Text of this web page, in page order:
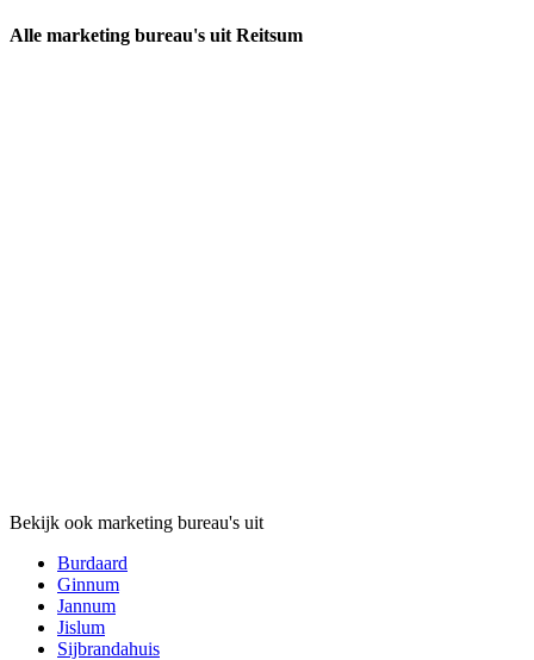
Alle marketing bureau's uit Reitsum
Bekijk ook marketing bureau's uit
Burdaard
Ginnum
Jannum
Jislum
Sijbrandahuis